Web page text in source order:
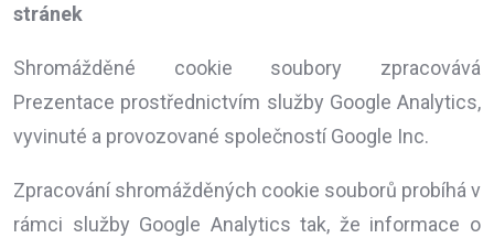
stránek
Shromážděné cookie soubory zpracovává
Prezentace prostřednictvím služby Google Analytics,
vyvinuté a provozované společností Google Inc.
Zpracování shromážděných cookie souborů probíhá v
rámci služby Google Analytics tak, že informace o